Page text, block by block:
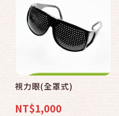
視力眼(全罩式)
NT$1,000